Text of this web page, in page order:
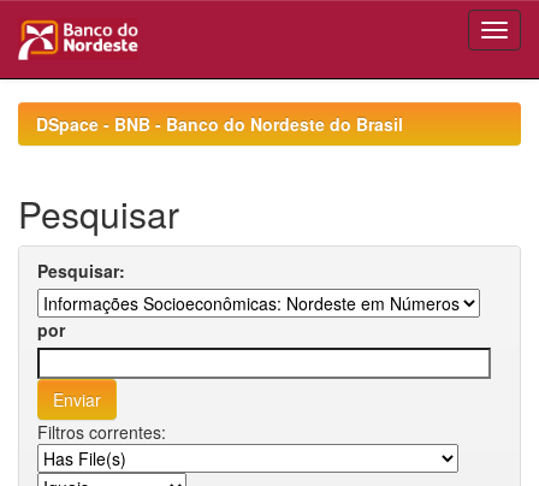
navigationDSpace - BNB - Banco do Nordeste do Brasil
Pesquisar
Pesquisar:
por
Filtros correntes: